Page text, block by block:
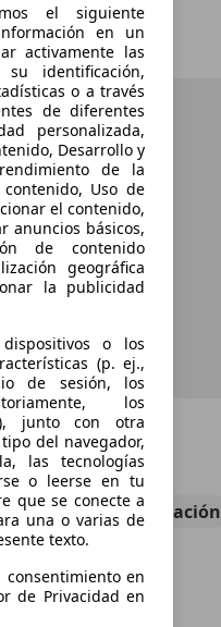
1 Sincomparación
el siguiente
en un
activamente las
identificación,
o a través
de diferentes
personalizada,
Desarrollo y
de la
Uso de
el contenido,
anuncios básicos,
de contenido
geográfica
la publicidad
o los
(p. ej.,
de sesión, los
los
junto con otra
del navegador,
las tecnologías
o leerse en tu
que se conecte a
una o varias de
texto.
en
de Privacidad en